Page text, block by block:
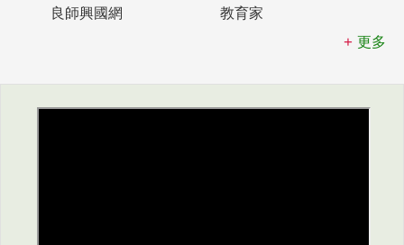
良師興國網
教育家
更多